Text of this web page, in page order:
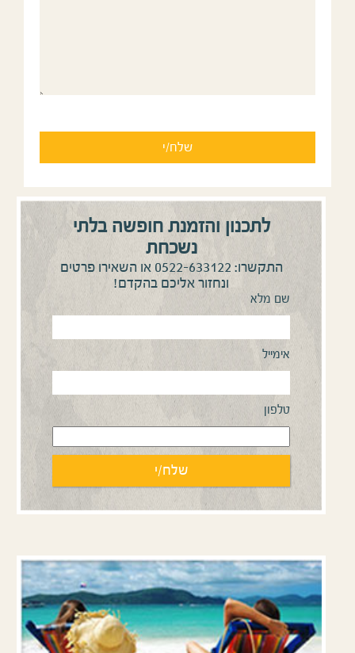
לתכנון והזמנת חופשה בלתי
נשכחת
התקשרו: 0522-633122 או השאירו פרטים
ונחזור אליכם בהקדם!
שם מלא
אימייל
טלפון